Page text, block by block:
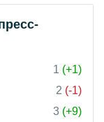
1 (+1)
2 (-1)
3 (+9)